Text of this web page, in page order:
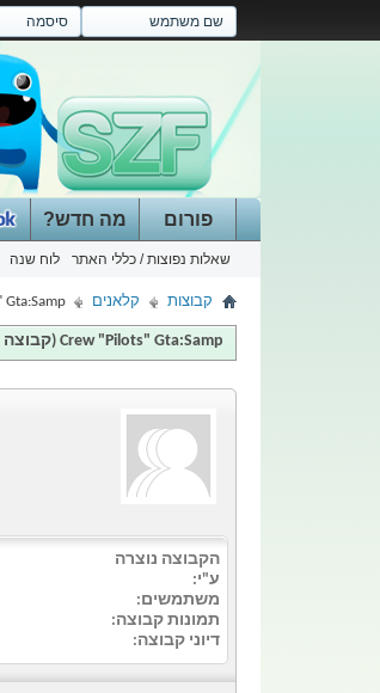
פורום
שאלות נפוצות / כללי האתר לוח שנה
מה חדש?
קבוצות קלאנים Gta:Samp
Crew "Pilots" Gta:Samp(קבוצה
הקבוצה נוצרה
ע"י
משתמשים
תמונות קבוצה
דיוני קבוצה